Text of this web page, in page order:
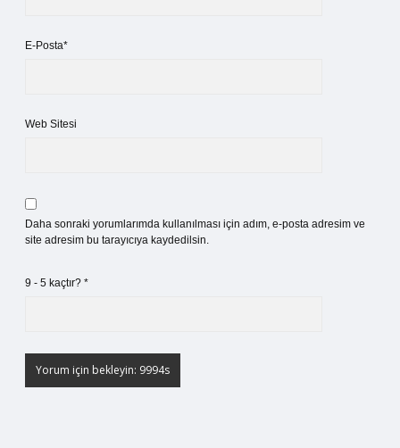
E-Posta*
Web Sitesi
Daha sonraki yorumlarımda kullanılması için adım, e-posta adresim ve
site adresim bu tarayıcıya kaydedilsin.
9 - 5 kaçtır? *